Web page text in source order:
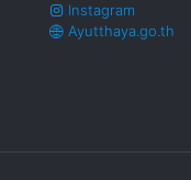
Instagram
Ayutthaya.go.th